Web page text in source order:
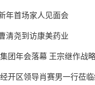
年首场家人见面会
清尧到访康美药业
团年会落幕 王宗继作战
开区领导肖赛男一行莅临